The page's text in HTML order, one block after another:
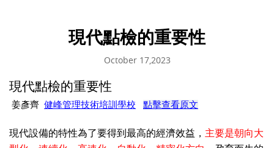
現代點檢的重要性
October 17,2023
現代點檢的重要性
姜彥齊 健峰管理技術培訓學校 點擊查看原文
現代設備的特性為了要得到最高的經濟效益， 主要是朝向大